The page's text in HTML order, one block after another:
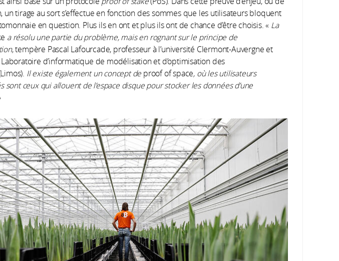
un tirage au sort s’effectue en fonction des sommes que les utilisateurs bloquent
en question. Plus ils en ont et plus ils ont de chance d’être choisis. « La
a résolu une partie du problème, mais en rognant sur le principe de
, tempère Pascal Lafourcade, professeur à l’université Clermont-Auvergne et
d’informatique de modélisation et d’optimisation des
Il existe également un concept de proof of space, où les utilisateurs
sont ceux qui allouent de l’espace disque pour stocker les données d’une